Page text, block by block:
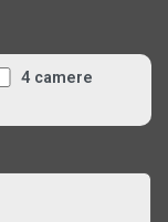
4 camere